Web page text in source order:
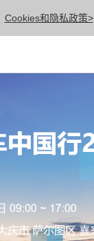
Cookies和隐私政策>